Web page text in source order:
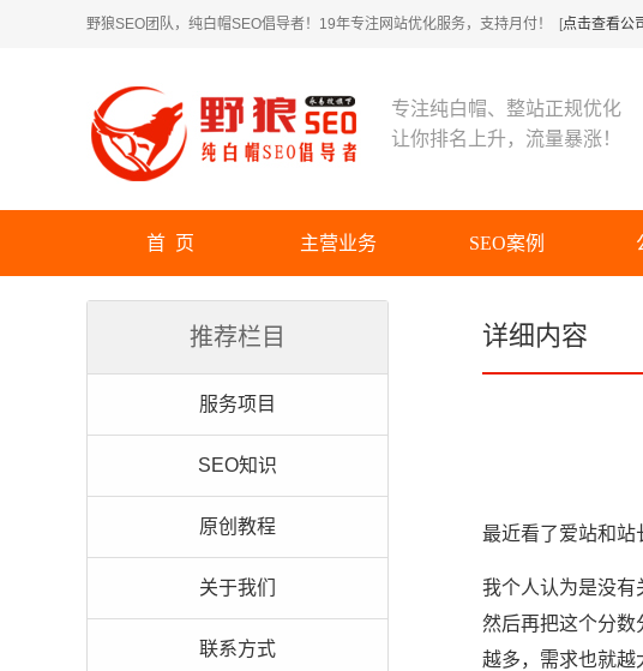
野狼SEO团队，纯白帽SEO倡导者！19年专注网站优化服务，支持月付！ [点击查看公
专注纯白帽、整站正规优化
让你排名上升，流量暴涨！
首 页 主营业务 SEO案例
推荐栏目
服务项目
SEO知识
原创教程
关于我们
联系方式
详细内容
最近看了爱站和站
我个人认为是没有
然后再把这个分数
越多，需求也就越